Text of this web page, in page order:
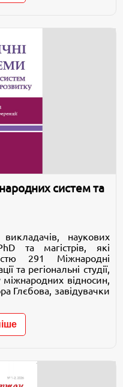
систем та
наукових
та магістрів, які
291 Міжнародні
та регіональні студії,
міжнародних відносин,
Глєбова, завідувачки